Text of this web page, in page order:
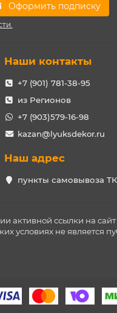
Оформить подписку
Наши контакты
+7 (901) 781-38-95
из Регионов
+7 (903)579-16-98
kazan@lyuksdekor.ru
Наш адрес
пункты самовывоза
активной ссылки на сайт
условиях не является